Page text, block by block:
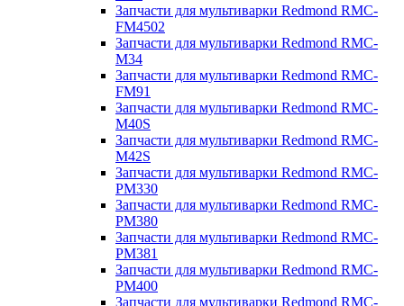
Запчасти для мультиварки Redmond RMC-
FM4502
Запчасти для мультиварки Redmond RMC-
M34
Запчасти для мультиварки Redmond RMC-
FM91
Запчасти для мультиварки Redmond RMC-
M40S
Запчасти для мультиварки Redmond RMC-
M42S
Запчасти для мультиварки Redmond RMC-
PM330
Запчасти для мультиварки Redmond RMC-
PM380
Запчасти для мультиварки Redmond RMC-
PM381
Запчасти для мультиварки Redmond RMC-
PM400
Запчасти для мультиварки Redmond RMC-